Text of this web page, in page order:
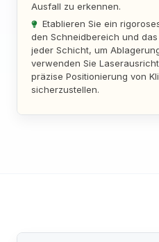
Ausfall zu erkennen.
Etablieren Sie ein
den Schneidbereich und
jeder Schicht, um
verwenden Sie
präzise Positionierung von
sicherzustellen.